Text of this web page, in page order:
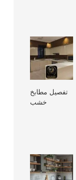
تفصيل مطابخ
خشب